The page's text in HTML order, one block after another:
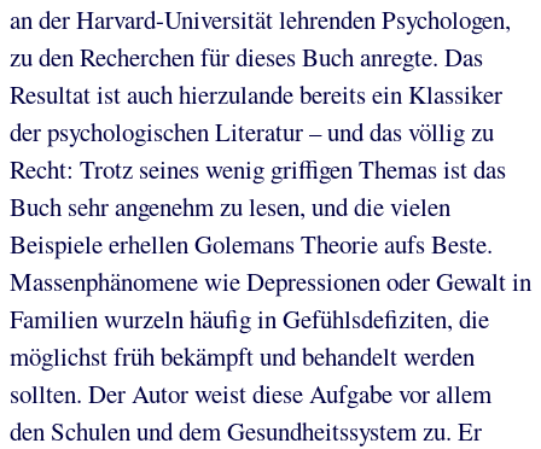
an der Harvard-Universität lehrenden Psychologen,
zu den Recherchen für dieses Buch anregte. Das
Resultat ist auch hierzulande bereits ein Klassiker
der psychologischen Literatur – und das völlig zu
Recht: Trotz seines wenig griffigen Themas ist das
Buch sehr angenehm zu lesen, und die vielen
Beispiele erhellen Golemans Theorie aufs Beste.
Massenphänomene wie Depressionen oder Gewalt in
Familien wurzeln häufig in Gefühlsdefiziten, die
möglichst früh bekämpft und behandelt werden
sollten. Der Autor weist diese Aufgabe vor allem
den Schulen und dem Gesundheitssystem zu. Er